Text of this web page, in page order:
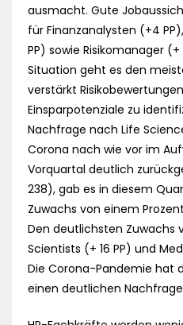
ausmacht. Gute
für Finanzanalysten (+4
PP) sowie Risikomanager
Situation geht es den
verstärkt
Einsparpotenziale zu
Nachfrage nach Life
Corona nach wie vor im
Vorquartal deutlich
238), gab es in diesem
Zuwachs von einem
Den deutlichsten Zuwachs
Scientists (+ 16 PP) und
Die Corona-Pandemie hat
einen deutlichen